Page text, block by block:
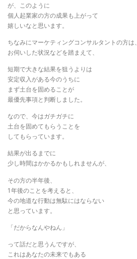
が、このように
個人起業家の方の成果も上がって
嬉しいなと思います。
ちなみにマーケティングコンサルタントの方は、
お伺いした状況などを踏まえて、
短期で大きな結果を狙うよりは
安定収入がある今のうちに
まず土台を固めることが
最優先事項と判断しました。
なので、今はガチガチに
土台を固めてもらうことを
してもらっています。
結果が出るまでに
少し時間はかかるかもしれませんが、
その方の半年後、
1年後のことを考えると、
今の地道な行動は無駄にはならない
と思っています。
「だからなんやねん」
って話だと思うんですが、
これはあなたの未来でもある